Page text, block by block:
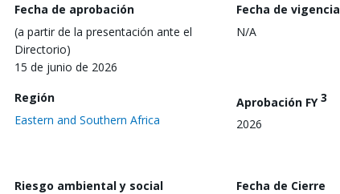
Fecha de aprobación
(a partir de la presentación ante el
Directorio)
15 de junio de 2026
Fecha de vigencia
N/A
Región
Eastern and Southern Africa
Aprobación FY3
2026
Riesgo ambiental y social
Fecha de Cierre